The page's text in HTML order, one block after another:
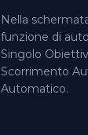
Nella
funzione di
Singolo
Scorrimento
Automatico.